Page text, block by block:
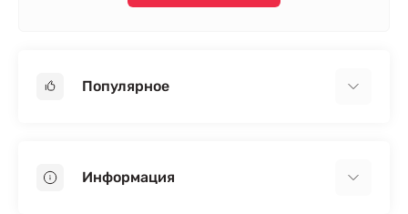
Популярное
Пенопласт
Информация